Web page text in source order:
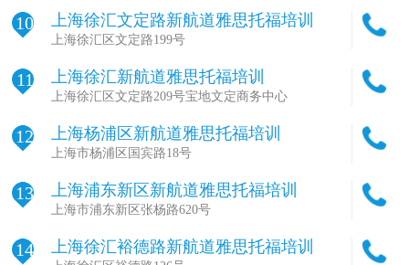
10 上海徐汇文定路新航道雅思托福培训
上海徐汇区文定路199号
11 上海徐汇新航道雅思托福培训
上海徐汇区文定路209号宝地文定商务中心
12 上海杨浦区新航道雅思托福培训
上海市杨浦区国宾路18号
13 上海浦东新区新航道雅思托福培训
上海市浦东新区张杨路620号
14 上海徐汇裕德路新航道雅思托福培训